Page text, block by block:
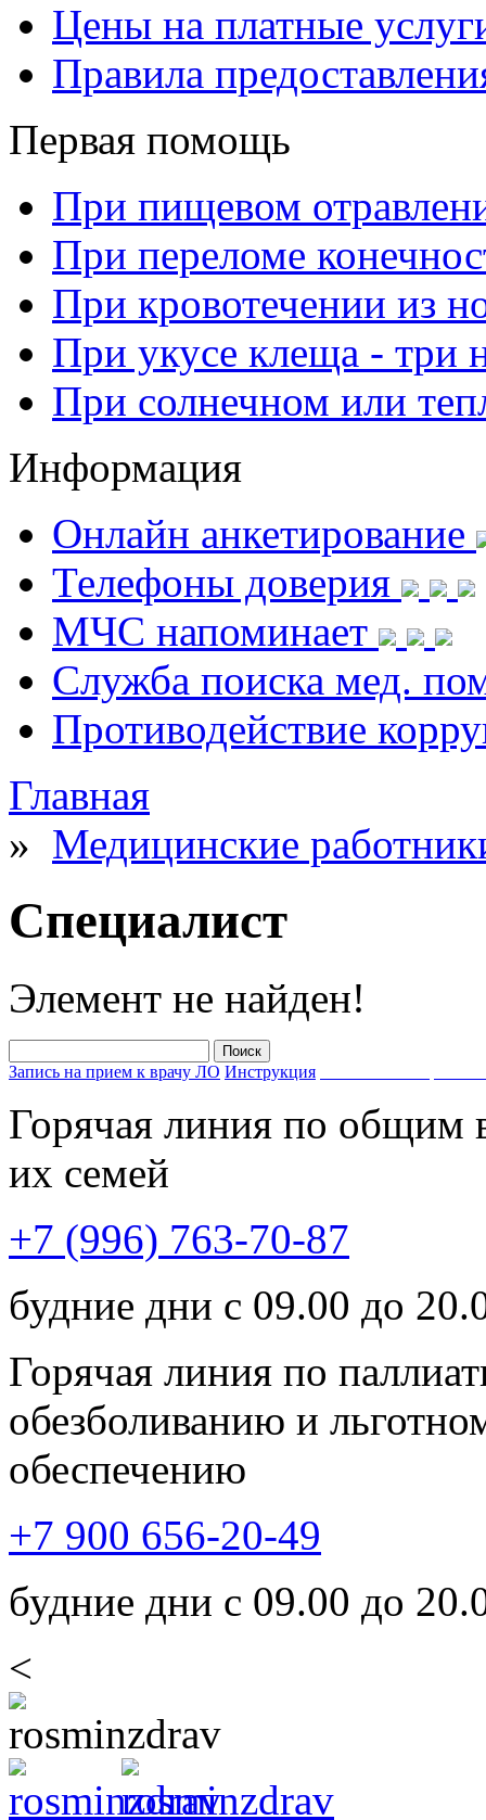
Цены на платные
Правила
Первая помощь
При пищевом
При переломе
При кровотечении из
При укусе клеща - три
При солнечном или
Информация
Онлайн анкетирование
Телефоны доверия
МЧС напоминает
Служба поиска мед.
Противодействие
Главная
» Медицинские
Специалист
Элемент не найден!
Запись на прием к врачу ЛО Инструкция
Горячая линия по общим
их семей
+7 (996) 763-70-87
будние дни с 09.00 до
Горячая линия по
обезболиванию и
обеспечению
+7 900 656-20-49
будние дни с 09.00 до
<